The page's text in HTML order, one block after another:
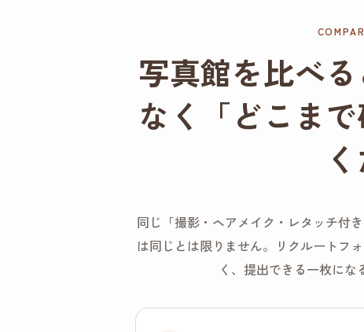
写真館を比べ
なく「どこま
同じ「撮影・ヘアメイク・レタッチ付
は同じとは限りません。リクルートフ
く、提出できる一枚にな